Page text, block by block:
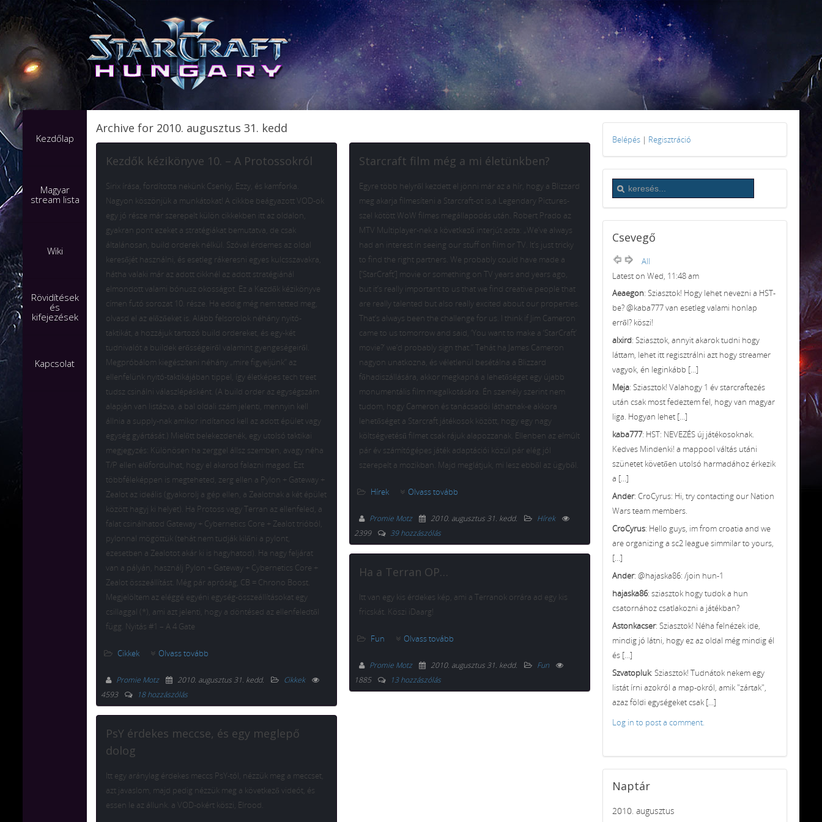
Kezdőlap
Magyar
stream lista
Wiki
Rövidítések
és
kifejezések
Kapcsolat
Archive for 2010. augusztus 31. kedd
Kezdők kézikönyve 10. – A Protossokról
Sirix írása, fordította nekünk Csenky, Ezzy, és kamforka.
Nagyon köszönjük a munkátokat! A cikkbe beágyazott VOD-ok
egy jó része már szerepelt külön cikkekben itt az oldalon,
gyakran pont ezeket a stratégiákat bemutatva, de csak
általánosan, build orderek nélkül. Szóval érdemes az oldal
keresőjét használni, és esetleg rákeresni egyes kulcsszavakra,
hátha valaki már az adott cikknél az adott stratégiánál
elmondott valami bónusz okosságot. Ez a Kezdők kézikönyve
címen futó sorozat 10. része. Ha eddig még nem tetted meg,
olvasd el az előzőeket is. Alább felsorolok néhány nyitó-
taktikát, a hozzájuk tartozó build ordereket, és egy-két
tudnivalót a buildek erősségeiről valamint gyengeségeiről.
Megpróbálom kiegészíteni néhány „mire figyeljünk” az
ellenfelünk nyitó-taktikájában tippel, így életképes tech treet
tudsz csinálni válaszlépésként. (A build order az egységszám
alapján van listázva, a bal oldali szám jelenti, mennyin kell
állnia a supply-nak amikor indítanod kell az adott épület vagy
egység gyártását.) Mielőtt belekezdenék, egy utolsó taktikai
megjegyzés: Különösen ha zerggel állsz szemben, avagy néha
T/P ellen előfordulhat, hogy el akarod falazni magad. Ezt
többféleképpen is megteheted, zerg ellen a Pylon + Gateway +
Zealot az ideális (gyakorolj a gép ellen, a Zealotnak a két épület
között hagyj ki helyet). Ha Protoss vagy Terran az ellenfeled, a
falat csinálhatod Gateway + Cybernetics Core + Zealot trióból,
pylonnal mögöttük (tehát nem tudják kilőni a pylont,
ezesetben a Zealotot akár ki is hagyhatod). Ha nagy feljárat
van a pályán, használj Pylon + Gateway + Cybernetics Core +
Zealot összeállítást. Még pár apróság, CB = Chrono Boost.
Megjelöltem az eléggé egyéni egység-összeállításokat egy
csillaggal (*), ami azt jelenti, hogy a döntésed az ellenfeledtől
függ. Nyitás #1 – A 4 Gate
Cikkek Olvass tovább
Promie Motz 2010. augusztus 31. kedd.
Cikkek
4593
18 hozzászólás
PsY érdekes meccse, és egy meglepő
dolog
Itt egy aránylag érdekes meccs PsY-tól, nézzük meg a meccset,
azt javaslom, majd pedig nézzük meg a következő videót, és
essen le az állunk. a VOD-okért köszi, Elrood.
Starcraft film még a mi életünkben?
Egyre több helyről kezdett el jönni már az a hír, hogy a Blizzard
meg akarja filmesíteni a Starcraft-ot is,a Legendary Pictures-
szel kötött WoW filmes megállapodás után. Robert Prado az
MTV Multiplayer-nek a következő interjút adta: „We’ve always
had an interest in seeing our stuff on film or TV. It’s just tricky
to find the right partners. We probably could have made a
[‘StarCraft’] movie or something on TV years and years ago,
but it’s really important to us that we find creative people that
are really talented but also really excited about our properties.
That’s always been the challenge for us. I think if Jim Cameron
came to us tomorrow and said, ‘You want to make a ‘StarCraft’
movie?’ we’d probably sign that.” Tehát ha James Cameron
nagyon unatkozna, és véletlenül besétálna a Blizzard
főhadiszállására, akkor megkapná a lehetőséget egy újabb
monumentális film megalkotására. Én személy szerint nem
tudom, hogy Cameron és tanácsadói láthatnak-e akkora
lehetőséget a Starcraft játékosok között, hogy egy nagy
költségvetésű filmet csak rájuk alapozzanak. Ellenben az elmúlt
pár év számítógépes játék adaptációi közül pár elég jól
szerepelt a mozikban. Majd meglátjuk, mi lesz ebből az ügyből.
Hírek Olvass tovább
Promie Motz 2010. augusztus 31. kedd.
Hírek
2399
39 hozzászólás
Ha a Terran OP…
Itt van egy kis érdekes kép, ami a Terranok orrára ad egy kis
fricskát. Köszi iDaarg!
Fun Olvass tovább
Promie Motz 2010. augusztus 31. kedd.
Fun
1885
13 hozzászólás
Belépés | Regisztráció
Csevegő
All
Latest on Wed, 11:48 am
Aeaegon: Sziasztok! Hogy lehet nevezni a HST-
be? @kaba777 van esetleg valami honlap
erről? köszi!
alxird: Sziasztok, annyit akarok tudni hogy
láttam, lehet itt regisztrálni azt hogy streamer
vagyok, én leginkább [...]
Meja: Sziasztok! Valahogy 1 év starcraftezés
után csak most fedeztem fel, hogy van magyar
liga. Hogyan lehet [...]
kaba777: HST: NEVEZÉS új játékosoknak.
Kedves Mindenki! a mappool váltás utáni
szünetet követően utolsó harmadához érkezik
a [...]
Ander: CroCyrus: Hi, try contacting our Nation
Wars team members.
CroCyrus: Hello guys, im from croatia and we
are organizing a sc2 league simmilar to yours,
[...]
Ander: @hajaska86: /join hun-1
hajaska86: sziasztok hogy tudok a hun
csatornához csatlakozni a játékban?
Astonkacser: Sziasztok! Néha felnézek ide,
mindig jó látni, hogy ez az oldal még mindig él
és [...]
Szvatopluk: Sziasztok! Tudnátok nekem egy
listát írni azokról a map-okról, amik "zártak",
azaz földi egységeket csak [...]
Log in to post a comment.
Naptár
2010. augusztus